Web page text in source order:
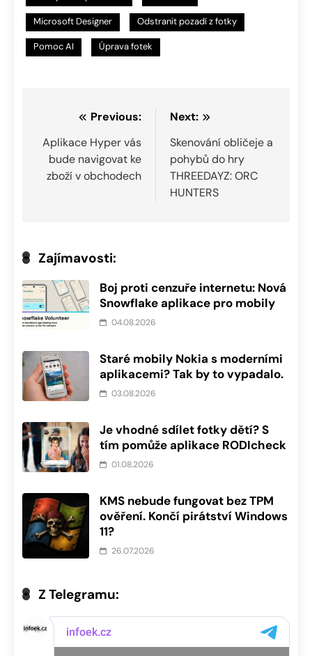
Microsoft Designer Odstranit pozadí z fotky
Pomoc AI Úprava fotek
Navigace
pro
příspěvek
Previous:
Aplikace Hyper vás
bude navigovat ke
zboží v obchodech
Next:
Skenování obličeje a
pohybů do hry
THREEDAYZ: ORC
HUNTERS
Zajímavosti:
Boj proti cenzuře internetu: Nová
Snowflake aplikace pro mobily
04.08.2026
Staré mobily Nokia s moderními
aplikacemi? Tak by to vypadalo.
03.08.2026
Je vhodné sdílet fotky dětí? S
tím pomůže aplikace RODIcheck
01.08.2026
KMS nebude fungovat bez TPM
ověření. Končí pirátství Windows
11?
26.07.2026
Z Telegramu: